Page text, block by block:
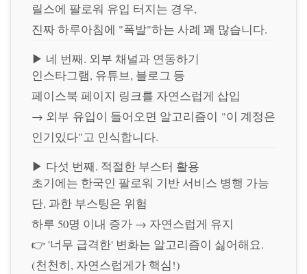
릴스에 팔로워 유입 터지는 경우,
진짜 하루아침에 "폭발"하는 사례 꽤 많습니다.
▶ 네 번째. 외부 채널과 연동하기
인스타그램, 유튜브, 블로그 등
페이스북 페이지 링크를 자연스럽게 삽입
→ 외부 유입이 들어오면 알고리즘이 "이 계정은
인기있다"고 인식합니다.
▶ 다섯 번째. 적절한 부스터 활용
초기에는 한국인 팔로워 기반 서비스 병행 가능
단, 과한 부스팅은 위험
하루 50명 이내 증가 → 자연스럽게 유지
👉 '너무 급격한' 변화는 알고리즘이 싫어해요.
(천천히, 자연스럽게가 핵심!)